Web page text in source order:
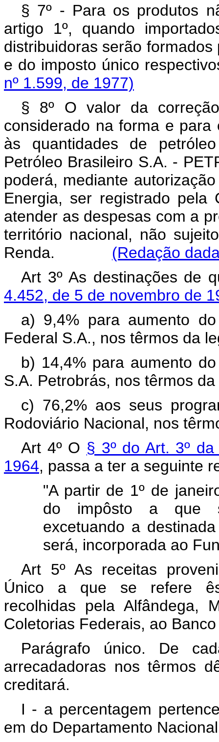
§ 7º - Para os produtos
artigo 1º, quando
distribuidoras serão
e do imposto único
nº 1.599, de 1977)
§ 8º O valor da
considerado na forma e
às quantidades de
Petróleo Brasileiro S.A. -
poderá, mediante
Energia, ser registrado pela
atender as despesas com a
território nacional, não
Renda. (Redação
Art 3º As destinações de
4.452, de 5 de novembro de
a) 9,4% para aumento
Federal S.A., nos têrmos da
b) 14,4% para aumento
S.A. Petrobrás, nos têrmos
c) 76,2% aos seus
Rodoviário Nacional, nos
Art 4º O § 3º do Art. 3º
1964, passa a ter a seguinte
"A partir de 1º de
do impôsto a que
excetuando a
será, incorporada ao
Art 5º As receitas
Único a que se refere
recolhidas pela Alfândega,
Coletorias Federais, ao
Parágrafo único. De
arrecadadoras nos têrmos
creditará.
I - a percentagem
em do Departamento